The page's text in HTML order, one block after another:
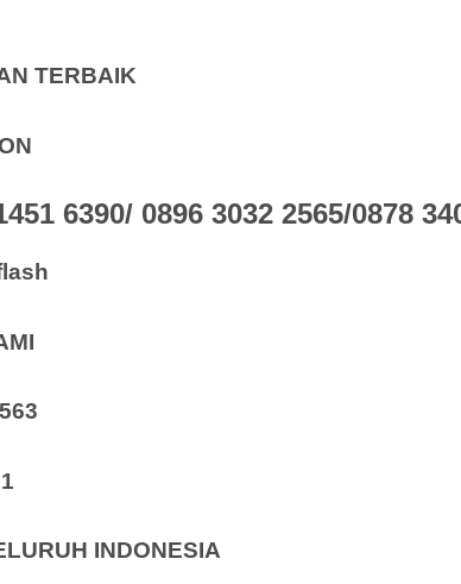
TERBAIK
6390/ 0896 3032 2565/0878
INDONESIA